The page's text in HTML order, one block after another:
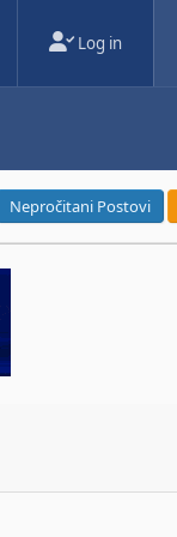
Log in
Nepročitani Postovi